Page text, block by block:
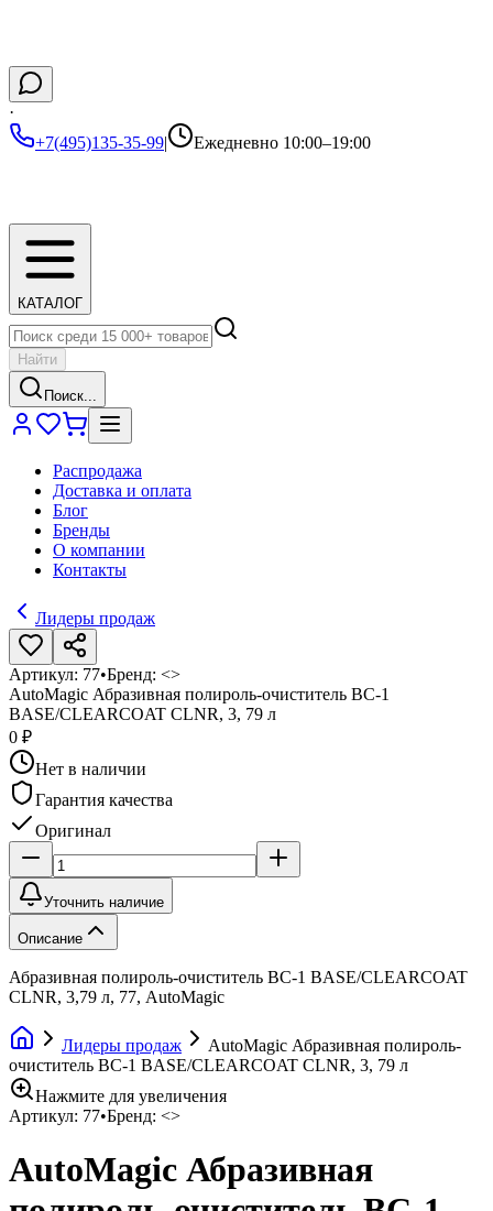
·
+7(495)135-35-99| Ежедневно 10:00–19:00
КАТАЛОГ
Найти
Поиск...
Распродажа
Доставка и оплата
Блог
Бренды
О компании
Контакты
Лидеры продаж
Артикул: 77•Бренд: <>
AutoMagic Абразивная полироль-очиститель BC-1
BASE/CLEARCOAT CLNR, 3, 79 л
0 ₽
Нет в наличии
Гарантия качества
Оригинал
Уточнить наличие
Описание
Абразивная полироль-очиститель BC-1 BASE/CLEARCOAT
CLNR, 3,79 л, 77, AutoMagic
Лидеры продаж
AutoMagic Абразивная полироль-
очиститель BC-1 BASE/CLEARCOAT CLNR, 3, 79 л
Нажмите для увеличения
Артикул: 77•Бренд: <>
AutoMagic Абразивная